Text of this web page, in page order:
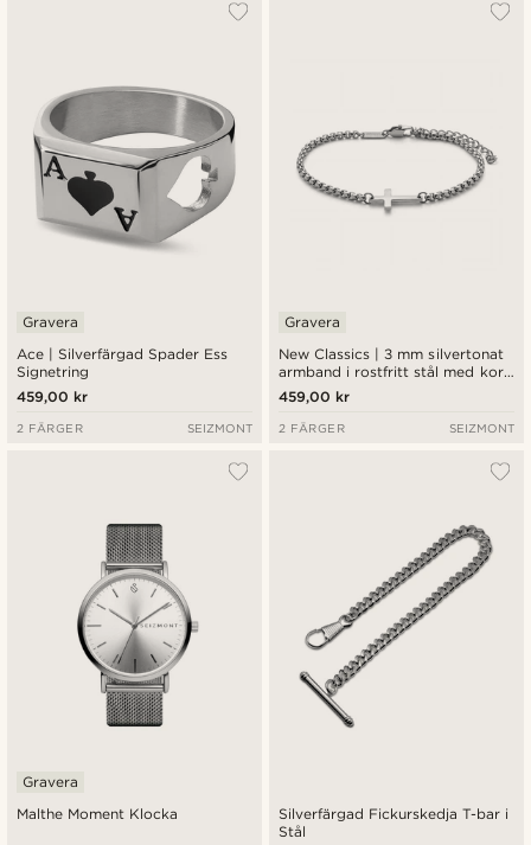
Ace | Silverfärgad Spader Ess
Signetring
Gravera
459,00 kr
2 FÄRGER SEIZMONT
New Classics | 3 mm silvertonat
armband i rostfritt stål med kors
och rundad boxkedja
Gravera
459,00 kr
2 FÄRGER SEIZMONT
Malthe Moment Klocka
Gravera
Silverfärgad Fickurskedja T-bar i
Stål